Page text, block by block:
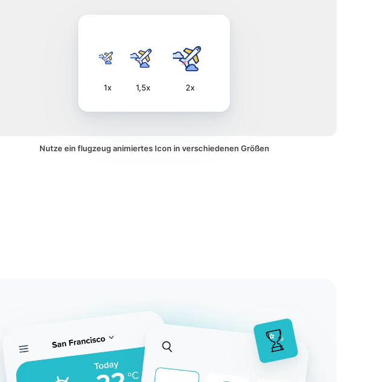
1x 1,5x 2x
Nutze ein flugzeug animiertes Icon in verschiedenen Größen